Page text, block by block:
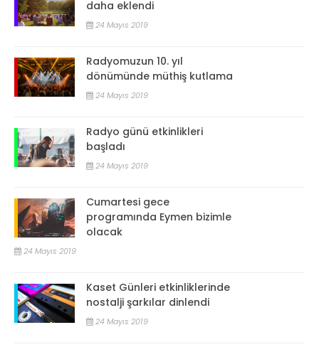
daha eklendi
24 Mayıs 2019
Radyomuzun 10. yıl
dönümünde müthiş kutlama
24 Mayıs 2019
Radyo günü etkinlikleri
başladı
24 Mayıs 2019
Cumartesi gece
programında Eymen bizimle
olacak
24 Mayıs 2019
Kaset Günleri etkinliklerinde
nostalji şarkılar dinlendi
24 Mayıs 2019